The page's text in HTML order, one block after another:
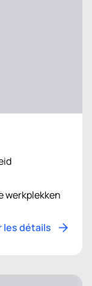
werkplekken
les détails